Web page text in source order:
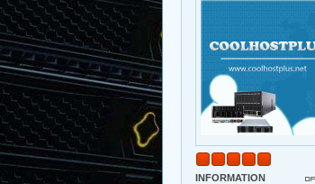
INFORMATION